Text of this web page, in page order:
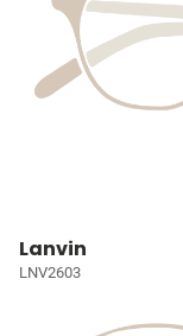
Lanvin
LNV2603